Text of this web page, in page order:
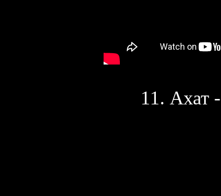
11. Ахат